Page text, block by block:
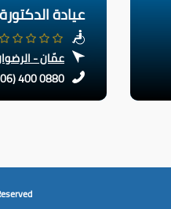
عيادة
عمّان -
400 0880